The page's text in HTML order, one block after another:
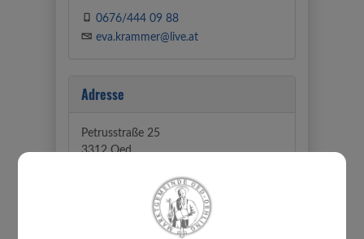
0676/444 09 88
eva.krammer@live.at
Adresse
Petrusstraße 25
3312 Oed